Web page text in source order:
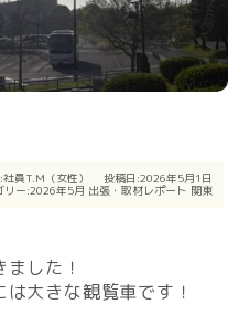
社員T.M（女性） 投稿日:2026年5月1日
リー:2026年5月 出張・取材レポート 関東
した！
大きな観覧車です！